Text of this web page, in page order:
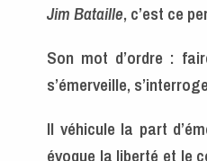
Jim Bataille, c’est ce
Son mot d’ordre :
s’émerveille,
Il véhicule la part
évoque la liberté et le